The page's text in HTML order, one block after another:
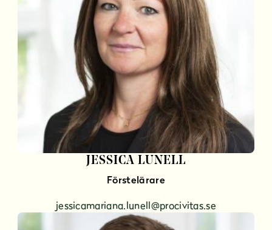
JESSICA LUNELL
Förstelärare
jessicamariana.lunell@procivitas.se